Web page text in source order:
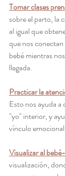
Tomar clases
sobre el parto, la
al igual que
que nos
bebé mientras
llegada.
Practicar la
Esto nos ayuda
"yo" interior, y
vínculo
Visualizar al bebé-
visualización,